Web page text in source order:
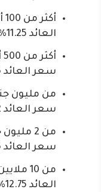
العائد 11.25% سنويًا.
سعر العائد 11.5% سنويًا.
سعر العائد 12% سنويًا.
سعر العائد 12.25% سنويًا.
العائد 12.75% سنويًا.